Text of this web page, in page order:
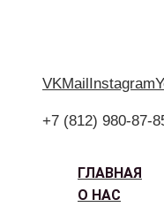
VKMailInstagram
+7 (812) 980-87-
ГЛАВНАЯ
О НАС